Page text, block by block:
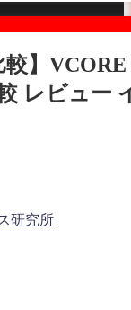
較】VCORE
レビュー
研究所